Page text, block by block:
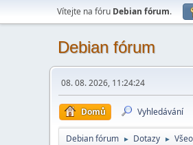
Vítejte na fóru Debian fórum.
Debian fórum
08. 08. 2026, 11:24:24
Domů Vyhledávání
Debian fórum ► Dotazy ►